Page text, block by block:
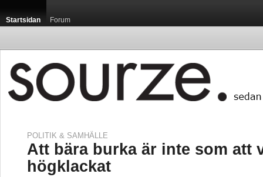
Startsidan Forum
POLITIK & SAMHÄLLE
Att bära burka är inte som att
högklackat